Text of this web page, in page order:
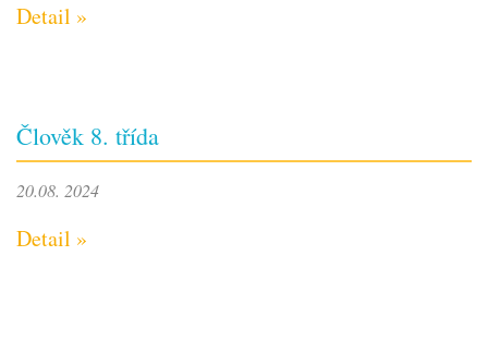
Detail »
Člověk 8. třída
20.08. 2024
Detail »